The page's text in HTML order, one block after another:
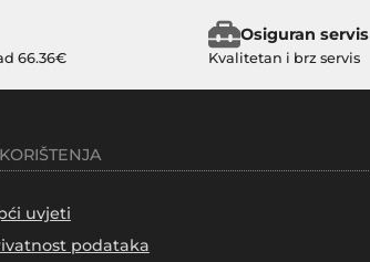
66.36€
Osiguran servis
Kvalitetan i brz servis
uvjeti
podataka